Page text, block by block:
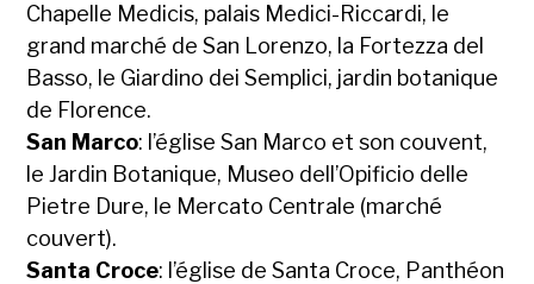
Chapelle Medicis, palais Medici-Riccardi, le
grand marché de San Lorenzo, la Fortezza del
Basso, le Giardino dei Semplici, jardin botanique
de Florence.
San Marco: l’église San Marco et son couvent,
le Jardin Botanique, Museo dell’Opificio delle
Pietre Dure, le Mercato Centrale (marché
couvert).
Santa Croce: l’église de Santa Croce, Panthéon